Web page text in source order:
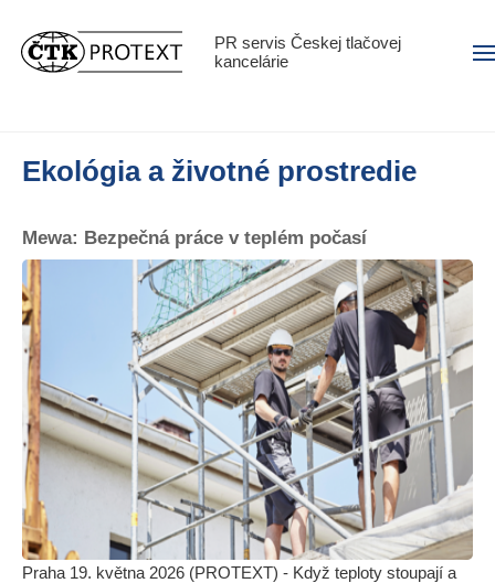
PR servis Českej tlačovej
kancelárie
Ekológia a životné prostredie
Mewa: Bezpečná práce v teplém počasí
Praha 19. května 2026 (PROTEXT) - Když teploty stoupají a